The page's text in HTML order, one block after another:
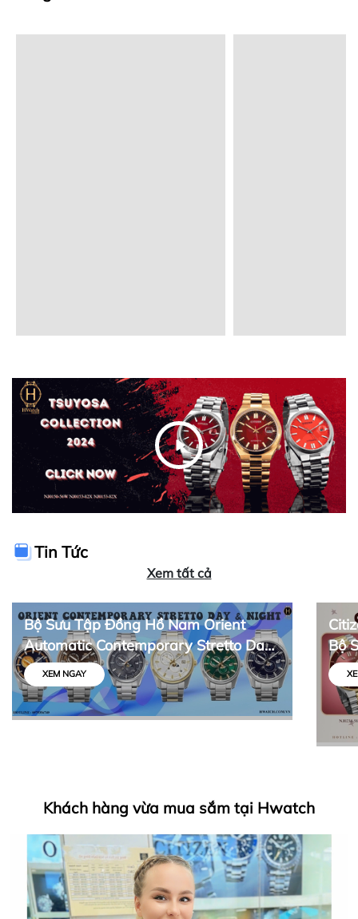
Tin Tức
Xem tất cả
Bộ Sưu Tập Đồng Hồ Nam Orient
Automatic Contemporary Stretto Day
& Night
XEM NGAY
Bộ
Khách hàng vừa mua sắm tại Hwatch